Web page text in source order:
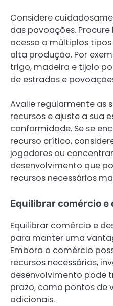
Considere
das povoações.
acesso a múltiplos
alta produção. Por
trigo, madeira e tijolo
de estradas e
Avalie regularmente as
recursos e ajuste a sua
conformidade. Se se
recurso crítico,
jogadores ou
desenvolvimento que
recursos necessários
Equilibrar comércio
Equilibrar comércio e
para manter uma
Embora o comércio
recursos necessários,
desenvolvimento pode
prazo, como pontos de
adicionais.